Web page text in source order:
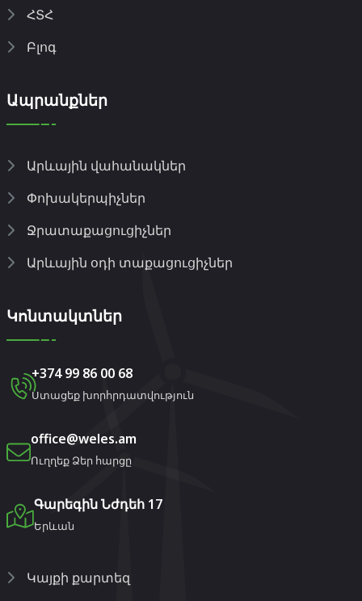
ՀՏՀ
Բլոգ
Ապրանքներ
Արևային վահանակներ
Փոխակերպիչներ
Ջրատաքացուցիչներ
Արևային օդի տաքացուցիչներ
Կոնտակտներ
+374 99 86 00 68
Ստացեք խորհրդատվություն
office@weles.am
Ուղղեք Ձեր հարցը
Գարեգին Նժդեհ 17
Երևան
Կայքի քարտեզ